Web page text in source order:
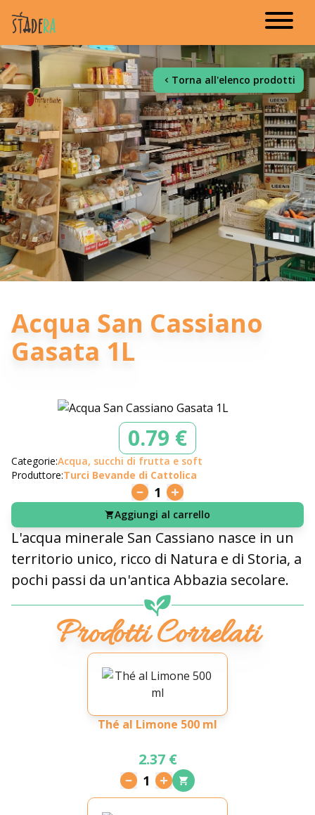
Torna all'elenco prodotti
Acqua San Cassiano
Gasata 1L
0.79 €
Categorie:Acqua, succhi di frutta e soft
Produttore:Turci Bevande di Cattolica
1
Aggiungi al carrello
L'acqua minerale San Cassiano nasce in un
territorio unico, ricco di Natura e di Storia, a
pochi passi da un'antica Abbazia secolare.
Prodotti Correlati
Thé al Limone 500 ml
2.37 €
1